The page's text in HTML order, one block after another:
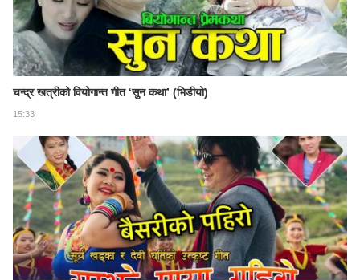
चन्द्र खत्रीको वियोगान्त गीत ‘सुन कथा’ (भिडीयो)
15:33